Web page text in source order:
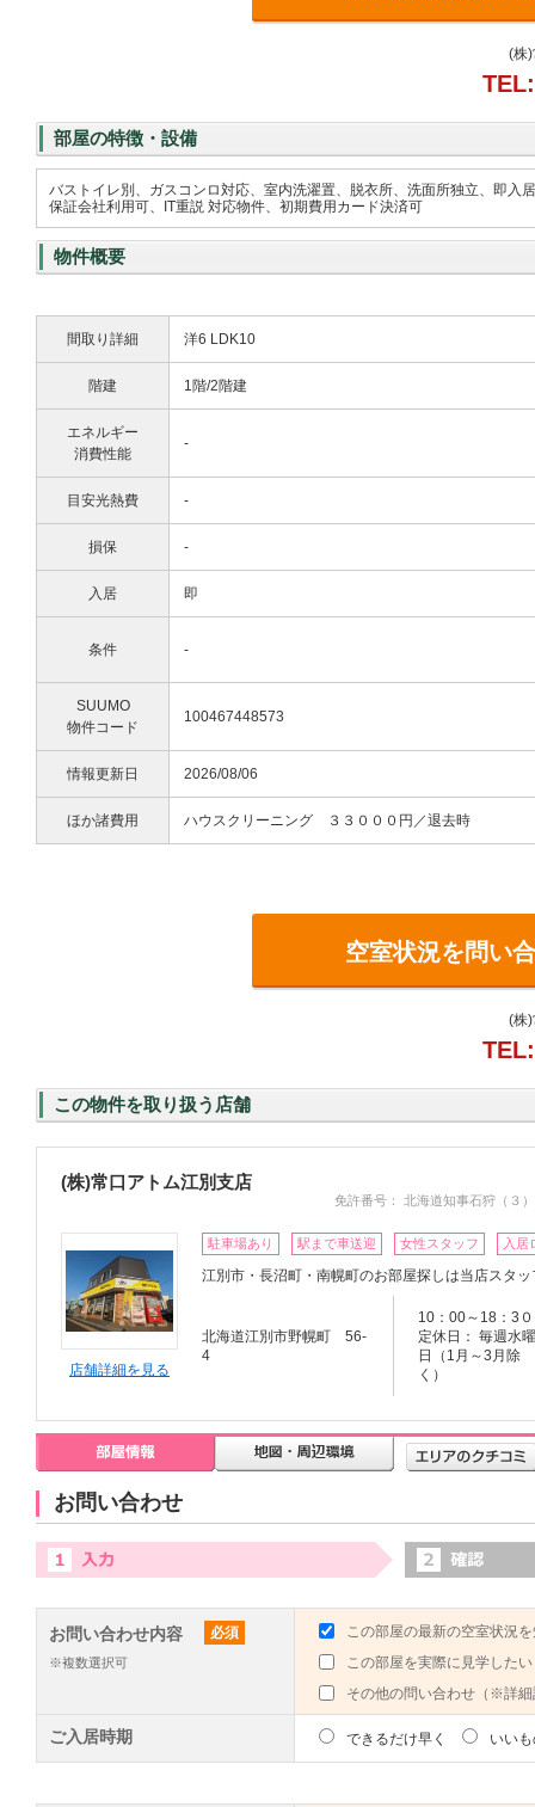
(株
部屋の特徴・設備
バストイレ別、ガスコンロ対応、室内洗濯置、脱衣所、洗面所独立、即
保証会社利用可、IT重説 対応物件、初期費用カード決済可
物件概要
間取り詳細 洋6 LDK10
階建 1階/2階建
エネルギー
消費性能
-
目安光熱費 -
損保 -
入居 即
条件 -
SUUMO
物件コード
100467448573
情報更新日 2026/08/06
ほか諸費用 ハウスクリーニング ３３０００円／退去時
空室状況を問い
(株
この物件を取り扱う店舗
(株)常口アトム江別支店
免許番号： 北海道知事石狩（３
店舗詳細を見る
駐車場あり 駅まで車送迎 女性スタッフ 入居
江別市・長沼町・南幌町のお部屋探しは当店スタ
北海道江別市野幌町 56-
4
10：00～18：3０
定休日： 毎週水曜
日（1月～3月除
く）
お問い合わせ
お問い合わせ内容 必須
※複数選択可
この部屋の最新の空室状況
この部屋を実際に見学したい
その他の問い合わせ（※詳
ご入居時期 できるだけ早く いい